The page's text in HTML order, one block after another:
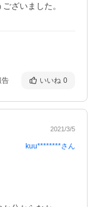
ざいました。
告 いいね 0
2021/3/5
kuu********さん